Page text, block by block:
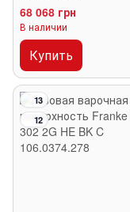
68 068 грн
В наличии
Купить
13
12